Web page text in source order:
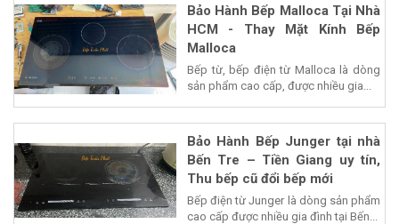
Bảo Hành Bếp Malloca Tại Nhà
HCM - Thay Mặt Kính Bếp
Malloca
Bếp từ, bếp điện từ Malloca là dòng
sản phẩm cao cấp, được nhiều gia...
Bảo Hành Bếp Junger tại nhà
Bến Tre – Tiền Giang uy tín,
Thu bếp cũ đổi bếp mới
Bếp điện từ Junger là dòng sản phẩm
cao cấp được nhiều gia đình tại Bến...